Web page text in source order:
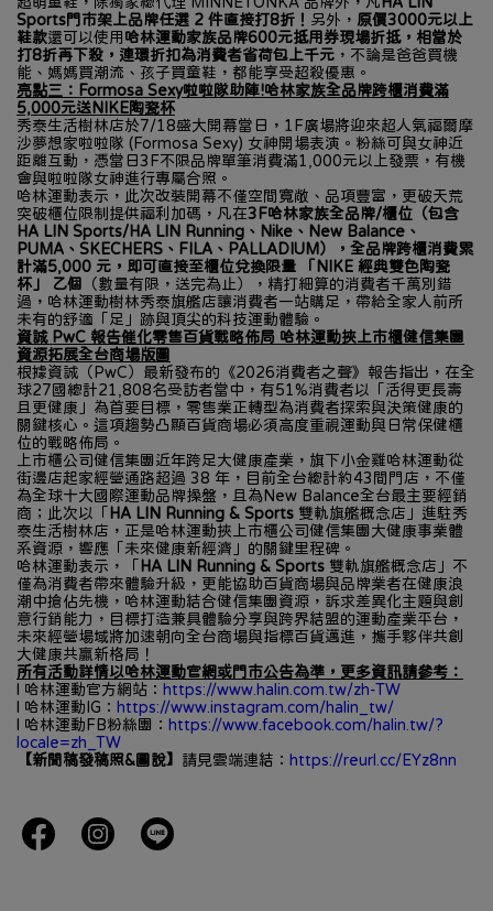
Sports門市架上品牌任選 2 件直接打8折！ 另外， 原價3000元以上
鞋款還可以使用哈林運動家族品牌600元抵用券現場折抵，相當於
打8折再下殺，連環折扣為消費者省荷包上千元 ，不論是爸爸買機
能、媽媽買潮流、孩子買童鞋，都能享受超殺優惠。
亮點三：Formosa Sexy啦啦隊助陣!哈林家族全品牌跨櫃消費滿
5,000元送NIKE陶瓷杯
秀泰生活樹林店於7/18盛大開幕當日，1F廣場將迎來超人氣福爾摩
沙夢想家啦啦隊 (Formosa Sexy) 女神開場表演。粉絲可與女神近
距離互動，憑當日3F不限品牌單筆消費滿1,000元以上發票，有機
會與啦啦隊女神進行專屬合照。
哈林運動表示，此次改裝開幕不僅空間寬敞、品項豐富，更破天荒
突破櫃位限制提供福利加碼，凡在3F哈林家族全品牌/櫃位（包含
HA LIN Sports/HA LIN Running、Nike、New Balance、
PUMA、SKECHERS、FILA、PALLADIUM），全品牌跨櫃消費累
計滿5,000 元，即可直接至櫃位兌換限量 「NIKE 經典雙色陶瓷
杯」 乙個
（數量有限，送完為止），精打細算的消費者千萬別錯
過，哈林運動樹林秀泰旗艦店讓消費者一站購足，帶給全家人前所
未有的舒適「足」跡與頂尖的科技運動體驗。
資誠 PwC 報告催化零售百貨戰略佈局 哈林運動挾上市櫃健信集團
資源拓展全台商場版圖
根據資誠（PwC）最新發布的《2026消費者之聲》報告指出，在全
球27國總計21,808名受訪者當中，有51%消費者以「活得更長壽
且更健康」為首要目標，零售業正轉型為消費者探索與決策健康的
關鍵核心。這項趨勢凸顯百貨商場必須高度重視運動與日常保健櫃
位的戰略佈局。
上市櫃公司健信集團近年跨足大健康產業，旗下小金雞哈林運動從
街邊店起家經營通路超過 38 年，目前全台總計約43間門店，不僅
為全球十大國際運動品牌操盤，且為New Balance全台最主要經銷
商；此次以「
HA LIN Running & Sports 雙軌旗艦概念店」進駐秀
泰生活樹林店，正是哈林運動挾上市櫃公司健信集團大健康事業體
系資源，響應「未來健康新經濟」的關鍵里程碑。
哈林運動表示，「
HA LIN Running & Sports 雙軌旗艦概念店」不
僅為消費者帶來體驗升級，更能協助百貨商場與品牌業者在健康浪
潮中搶佔先機，哈林運動結合健信集團資源，訴求差異化主題與創
意行銷能力，目標打造兼具體驗分享與跨界結盟的運動產業平台，
未來經營場域將加速朝向全台商場與指標百貨邁進，攜手夥伴共創
大健康共贏新格局！
所有活動詳情以哈林運動官網或門市公告為準，更多資訊請參考：
l 哈林運動官方網站： https://www.halin.com.tw/zh-TW
l 哈林運動IG： https://www.instagram.com/halin_tw/
l 哈林運動FB粉絲團： https://www.facebook.com/halin.tw/?
locale=zh_TW
【新聞稿發稿照&圖說】 請見雲端連結： https://reurl.cc/EYz8nn